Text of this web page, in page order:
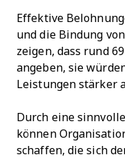
Effektive
und die Bindung
zeigen, dass rund
angeben, sie
Leistungen stärker
Durch eine
können
schaffen, die sich